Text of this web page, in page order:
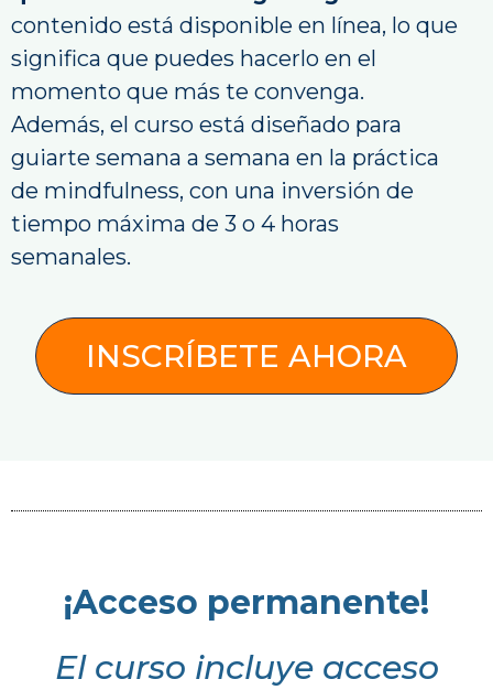
contenido está disponible en línea, lo que
significa que puedes hacerlo en el
momento que más te convenga.
Además, el curso está diseñado para
guiarte semana a semana en la práctica
de mindfulness, con una inversión de
tiempo máxima de 3 o 4 horas
semanales.
INSCRÍBETE AHORA
¡Acceso permanente!
El curso incluye acceso